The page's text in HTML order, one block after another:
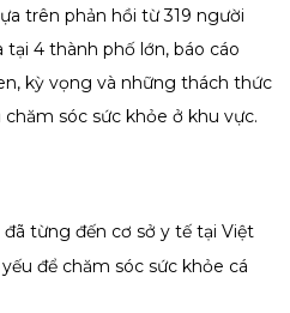
trên phản hồi từ 319 người
4 thành phố lớn, báo cáo
kỳ vọng và những thách thức
sóc sức khỏe ở khu vực.
từng đến cơ sở y tế tại Việt
để chăm sóc sức khỏe cá